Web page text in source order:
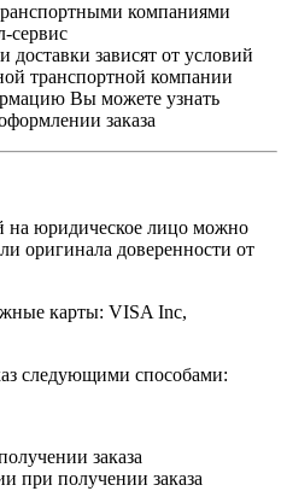
компаниями
сервис
доставки зависят от условий
транспортной компании
Вы можете узнать
заказа
на юридическое лицо можно
оригинала доверенности от
карты: VISA Inc,
следующими способами:
заказа
при получении заказа